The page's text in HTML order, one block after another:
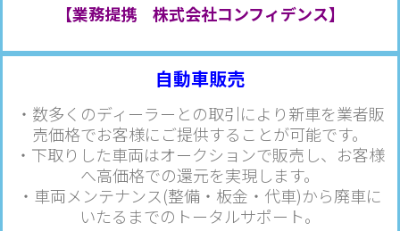
【業務提携 株式会社コンフィデンス】
自動車販売
・数多くのディーラーとの取引により新車を業者販
売価格でお客様にご提供することが可能です。
・下取りした車両はオークションで販売し、お客様
へ高価格での還元を実現します。
・車両メンテナンス(整備・板金・代車)から廃車に
いたるまでのトータルサポート。